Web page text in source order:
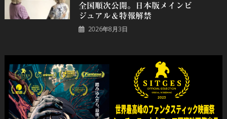
全国順次公開。日本版メインビ
ジュアル＆特報解禁
2026年8月3日